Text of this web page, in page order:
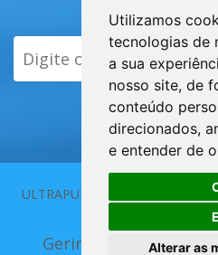
Utilizamos
tecnologias de
a sua
nosso site, de
conteúdo
direcionados,
e entender de
Alterar as
Subscrever
ULTRAPUR 2013 - 2026 |
Gerir Cookies |